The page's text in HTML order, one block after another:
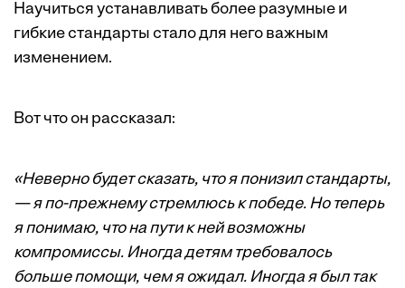
Научиться устанавливать более разумные и
гибкие стандарты стало для него важным
изменением.
Вот что он рассказал:
«Неверно будет сказать, что я понизил стандарты,
— я по-прежнему стремлюсь к победе. Но теперь
я понимаю, что на пути к ней возможны
компромиссы. Иногда детям требовалось
больше помощи, чем я ожидал. Иногда я был так